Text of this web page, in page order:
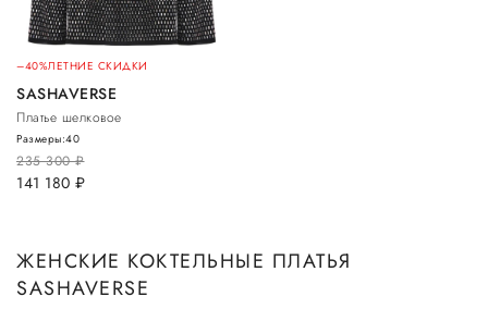
–40%ЛЕТНИЕ СКИДКИ
SASHAVERSE
Платье шелковое
235 300руб.
141 180 руб.
Размеры:40
ЖЕНСКИЕ КОКТЕЛЬНЫЕ ПЛАТЬЯ
SASHAVERSE